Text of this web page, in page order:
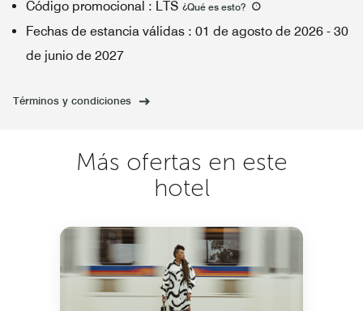
Código promocional : LTS ¿Qué es esto?
Fechas de estancia válidas : 01 de agosto de 2026 - 30
de junio de 2027
Términos y condiciones
Más ofertas en este
hotel